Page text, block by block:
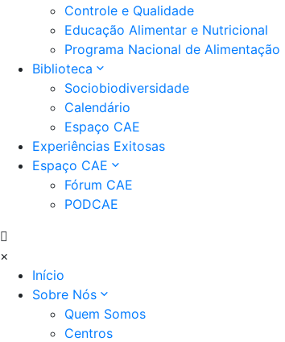
Controle e Qualidade
Educação Alimentar e Nutricional
Programa Nacional de Alimentação
Biblioteca
Sociobiodiversidade
Calendário
Espaço CAE
Experiências Exitosas
Espaço CAE
Fórum CAE
PODCAE
×
Início
Sobre Nós
Quem Somos
Centros